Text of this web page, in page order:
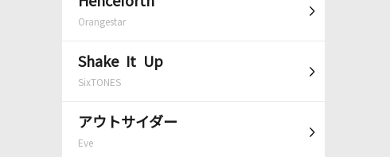
Orangestar
Shake It Up
SixTONES
アウトサイダー
Eve